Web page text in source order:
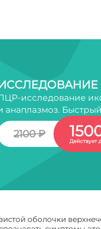
исследование
анаплазмоз.
2100 ₽
Действует
оболочки